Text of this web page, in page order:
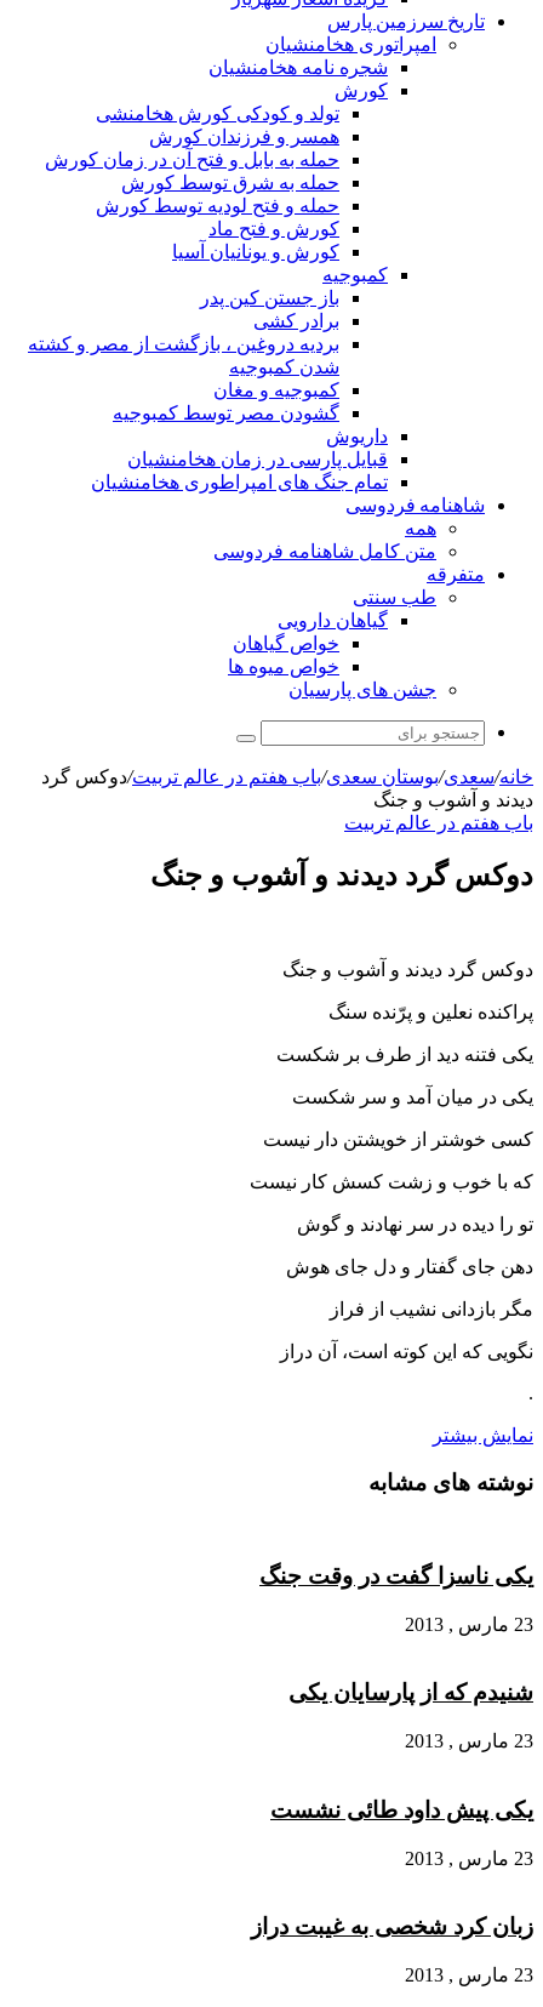
تاریخ سرزمین پارس
امپراتوری هخامنشیان
شجره نامه هخامنشیان
کورش
تولد و کودکی کورش هخامنشی
همسر و فرزندان کورش
حمله به بابل و فتح آن در زمان کورش
حمله به شرق توسط کورش
حمله و فتح لودیه توسط کورش
کورش و فتح ماد
کورش و یونانیان آسیا
کمبوجیه
باز جستن کین پدر
برادر کشی
بردیه دروغین ، بازگشت از مصر و کشته
شدن کمبوجیه
کمبوجیه و مغان
گشودن مصر توسط کمبوجیه
داریوش
قبایل پارسی در زمان هخامنشیان
تمام جنگ های امپراطوری هخامنشیان
شاهنامه فردوسی
همه
متن کامل شاهنامه فردوسی
متفرقه
طب سنتی
گیاهان دارویی
خواص گیاهان
خواص میوه ها
جشن های پارسیان
جستجو
خانه/سعدی/بوستان سعدی/باب هفتم در عالم تربیت/دوکس گرد
دیدند و آشوب و جنگ
باب هفتم در عالم تربیت
دوکس گرد دیدند و آشوب و جنگ
دوکس گرد دیدند و آشوب و جنگ
پراکنده نعلین و پرّنده سنگ
یکی فتنه دید از طرف بر شکست
یکی در میان آمد و سر شکست
کسی خوشتر از خویشتن دار نیست
که با خوب و زشت کسش کار نیست
تو را دیده در سر نهادند و گوش
دهن جای گفتار و دل جای هوش
مگر بازدانی نشیب از فراز
نگویی که این کوته است، آن دراز
.
نمایش بیشتر
نوشته های مشابه
یکی ناسزا گفت در وقت جنگ
23 مارس , 2013
شنیدم که از پارسایان یکی
23 مارس , 2013
یکی پیش داود طائی نشست
23 مارس , 2013
زبان کرد شخصی به غیبت دراز
23 مارس , 2013